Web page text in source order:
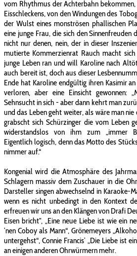
vom Rhythmus der Achterbahn
Eisschleckens, von den Windungen des
der Wulst eines monströsen phallischen
eine junge Frau, die sich den Sinnenfreuden
nicht nur denen, nein, der in dieser
mutierte Kommerzienrat Rauch macht
junge Leben ran und will Karoline nach
auch bereit ist, doch aus dieser
Ende hat Karoline endgültig ihren Kasimir
verloren, aber eine Einsicht gewonnen:
Sehnsucht in sich - aber dann kehrt man
und das Leben geht weiter, als wäre man nie
grabscht sich Schürzinger die vom Leben
widerstandslos von ihm zum „immer
Eigentlich logisch, denn das Motto des
nimmer auf.“
Kongenial wird die Atmosphäre des
Schlagern massiv dem Zuschauer in die
Darsteller singen abwechselnd in Karaoke-
wenn es nicht unbedingt in den Kontext
erfreuen wir uns an den Klängen von Drafi
Eisen bricht", „Eine neue Liebe ist wie ein
’nen Coboy als Mann“, Grönemeyers
untergehst“, Connie Francis’ „Die Liebe ist
an einigen anderen Ohrwürmern mehr.